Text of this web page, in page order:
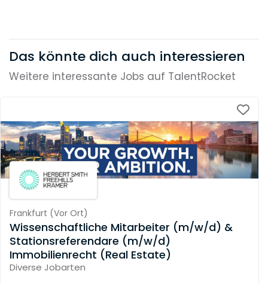
Das könnte dich auch interessieren
Weitere interessante Jobs auf TalentRocket
Frankfurt (Vor Ort)
Wissenschaftliche Mitarbeiter (m/w/d) &
Stationsreferendare (m/w/d)
Immobilienrecht (Real Estate)
Diverse Jobarten